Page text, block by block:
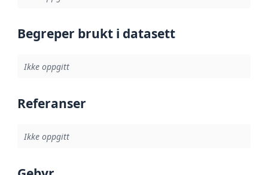
Begreper brukt i datasett
Ikke oppgitt
Referanser
Ikke oppgitt